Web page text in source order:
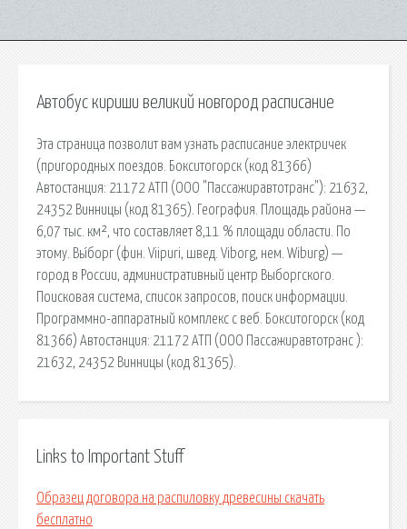
Автобус кириши великий новгород расписание
Эта страница позволит вам узнать расписание электричек
(пригородных поездов. Бокситогорск (код 81366)
Автостанция: 21172 АТП (ООО "Пассажиравтотранс"): 21632,
24352 Винницы (код 81365). География. Площадь района —
6,07 тыс. км², что составляет 8,11 % площади области. По
этому. Вы́борг (фин. Viipuri, швед. Viborg, нем. Wiburg) —
город в России, административный центр Выборгского.
Поисковая сиcтема, список запросов, поиск информации.
Программно-аппаратный комплекс с веб. Бокситогорск (код
81366) Автостанция: 21172 АТП (ООО Пассажиравтотранс ):
21632, 24352 Винницы (код 81365).
Links to Important Stuff
Образец договора на распиловку древесины скачать
бесплатно